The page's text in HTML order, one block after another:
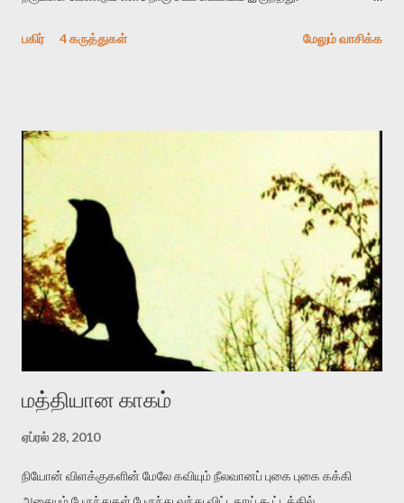
இல்லை என்பதே இந்த முறைமையை அபத்தமானது ஆக்குகிறது.
குற்றசாட்டை வெளிசாட்சியம் ஏதும் இன்றி நீதிமன்றம் ஏற்க வேண்டும்
என்பதே அவர்களின் சமீபத்திய தீர்ப்பு. அவர்கள் இதற்கு கூறியுள்ள
காரணம்: ”குற்றம் சாட்டும் எந்த பெண்ணும் பொய் சொல்லி தன் சுய-
அபிமானத்துக்கு பங்கம் விளைவிக்க மாட்டார். கடுமையான மன
உளைச்சலுக்கு பிறகு நீண்ட காலம் தயங்கிய பின்னரே அவர்கள் நீதி நாடி
வருகிறார்கள். அவரிடம் ஆதாரம் கேட்பது மேலும் அவமானிப்பது
போன்றதாகும்”. இந்த தீர்ப்பு கரநாடகாவில் இரு கல்வியறிவற்ற
சகோதரிகள் வன்புணர்ச்சிக்கு உள்ளாக்கப்பட்ட வழக்கு ஒன்றி...
பகிர் 4 கருத்துகள் மேலும் வாசிக்க
மத்தியான காகம்
ஏப்ரல் 28, 2010
நியோன் விளக்குகளின் மேலே கவியும் நீலவானப் புகை புகை கக்கி